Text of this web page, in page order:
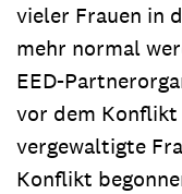
vieler Frauen in
mehr normal
EED-
vor dem
vergewaltigte
Konflikt